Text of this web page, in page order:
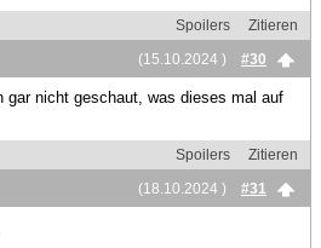
Spoilers
Zitieren
(15.10.2024 )
#30
gar nicht geschaut, was dieses mal auf
Spoilers
Zitieren
(18.10.2024 )
#31